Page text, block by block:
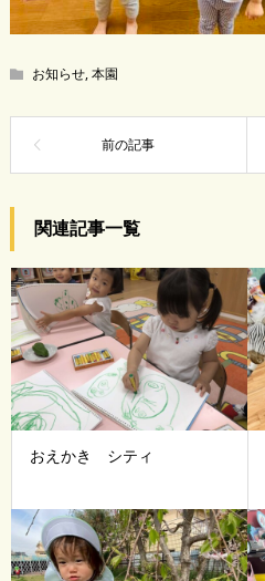
お知らせ,本園
関連記事一覧
おえかき シティ